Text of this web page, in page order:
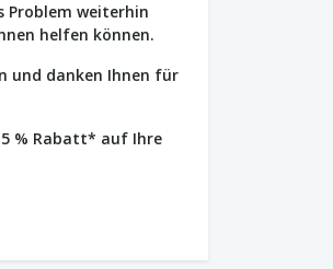
Problem weiterhin
helfen können.
und danken Ihnen für
% Rabatt* auf Ihre